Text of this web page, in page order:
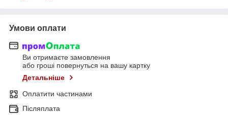
Умови оплати
Ви отримаєте замовлення
або гроші повернуться на вашу картку
Детальніше
Оплатити частинами
Післяплата